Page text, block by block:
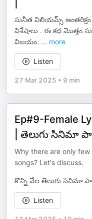
సునీత విలియమ్స్
విశేషాలు . ఈ కధ మొత్తం
విజయం. ... more
Listen
27 Mar 2025 • 9 min
Ep#9-Female
| తెలుగు సినిమా
Why there are only
songs? Let's discuss.
కొన్ని వేల తెలుగు సినిమా
Listen